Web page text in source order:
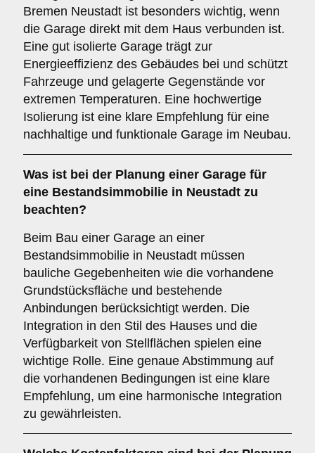
Bremen Neustadt ist besonders wichtig, wenn
die Garage direkt mit dem Haus verbunden ist.
Eine gut isolierte Garage trägt zur
Energieeffizienz des Gebäudes bei und schützt
Fahrzeuge und gelagerte Gegenstände vor
extremen Temperaturen. Eine hochwertige
Isolierung ist eine klare Empfehlung für eine
nachhaltige und funktionale Garage im Neubau.
Was ist bei der Planung einer Garage für
eine Bestandsimmobilie in Neustadt zu
beachten?
Beim Bau einer Garage an einer
Bestandsimmobilie in Neustadt müssen
bauliche Gegebenheiten wie die vorhandene
Grundstücksfläche und bestehende
Anbindungen berücksichtigt werden. Die
Integration in den Stil des Hauses und die
Verfügbarkeit von Stellflächen spielen eine
wichtige Rolle. Eine genaue Abstimmung auf
die vorhandenen Bedingungen ist eine klare
Empfehlung, um eine harmonische Integration
zu gewährleisten.